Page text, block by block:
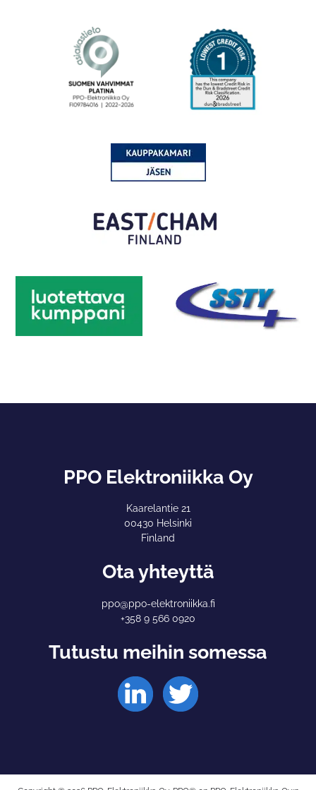
PPO Elektroniikka Oy
Kaarelantie 21
00430 Helsinki
Finland
Ota yhteyttä
ppo@ppo-elektroniikka.fi
+358 9 566 0920
Tutustu meihin somessa